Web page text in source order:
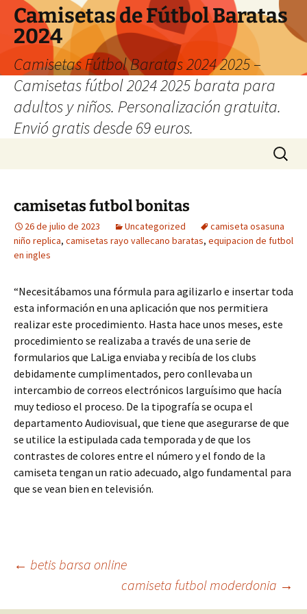
Camisetas de Fútbol Baratas
2024
Camisetas Fútbol Baratas 2024 2025 –
Camisetas fútbol 2024 2025 barata para
adultos y niños. Personalización gratuita.
Envió gratis desde 69 euros.
Buscar:
camisetas futbol bonitas
26 de julio de 2023 Uncategorized
camiseta osasuna
niño replica, camisetas rayo vallecano baratas, equipacion de futbol
en ingles
“Necesitábamos una fórmula para agilizarlo e insertar toda
esta información en una aplicación que nos permitiera
realizar este procedimiento. Hasta hace unos meses, este
procedimiento se realizaba a través de una serie de
formularios que LaLiga enviaba y recibía de los clubs
debidamente cumplimentados, pero conllevaba un
intercambio de correos electrónicos larguísimo que hacía
muy tedioso el proceso. De la tipografía se ocupa el
departamento Audiovisual, que tiene que asegurarse de que
se utilice la estipulada cada temporada y de que los
contrastes de colores entre el número y el fondo de la
camiseta tengan un ratio adecuado, algo fundamental para
que se vean bien en televisión.
Navegación
← betis barsa online
camiseta futbol moderdonia →